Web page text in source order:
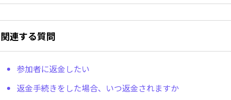
関連する質問
参加者に返金したい
返金手続きをした場合、いつ返金されますか